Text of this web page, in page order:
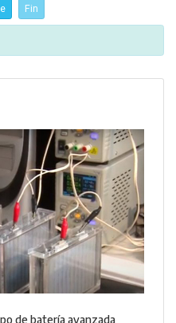
Fin
de batería avanzada